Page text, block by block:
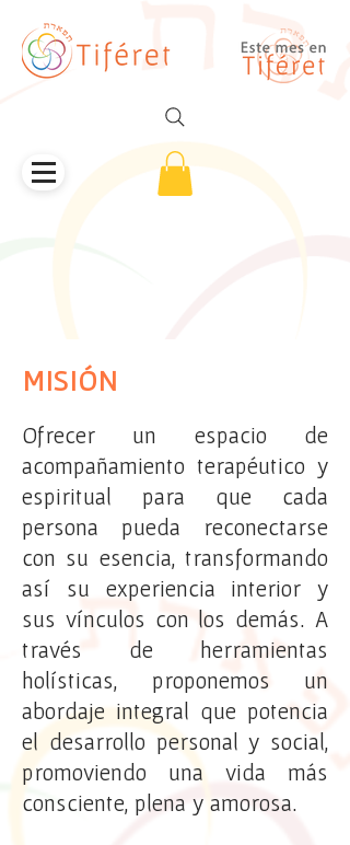
MISIÓN
Ofrecer un espacio de
acompañamiento terapéutico y
espiritual para que cada
persona pueda reconectarse
con su esencia, transformando
así su experiencia interior y
sus vínculos con los demás. A
través de herramientas
holísticas, proponemos un
abordaje integral que potencia
el desarrollo personal y social,
promoviendo una vida más
consciente, plena y amorosa.